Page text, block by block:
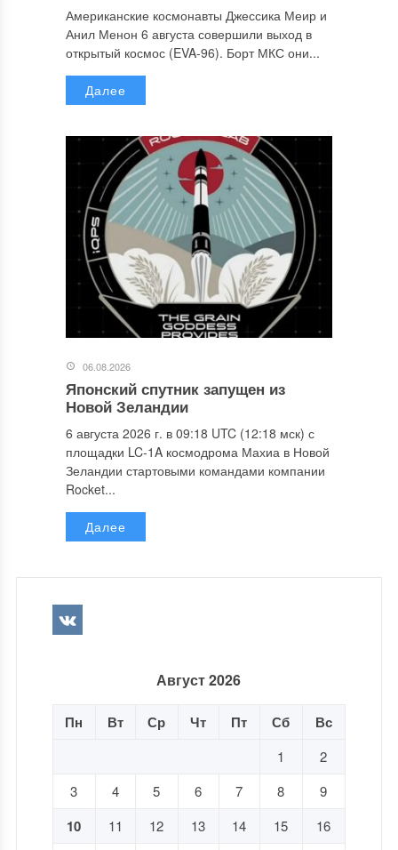
Американские космонавты Джессика Меир и
Анил Менон 6 августа совершили выход в
открытый космос (EVA-96). Борт МКС они...
Далее
06.08.2026
Японский спутник запущен из
Новой Зеландии
6 августа 2026 г. в 09:18 UTC (12:18 мск) с
площадки LC-1A космодрома Махиа в Новой
Зеландии стартовыми командами компании
Rocket...
Далее
Август 2026
Пн Вт Ср Чт Пт Сб Вс
1
2
3
4 5 6 7 8 9
10 11 12 13 14 15
16